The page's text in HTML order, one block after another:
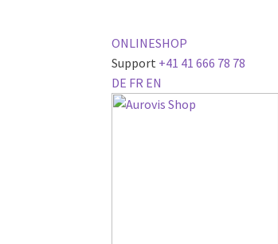
ONLINESHOP
Support +41 41 666 78 78
DE FR EN